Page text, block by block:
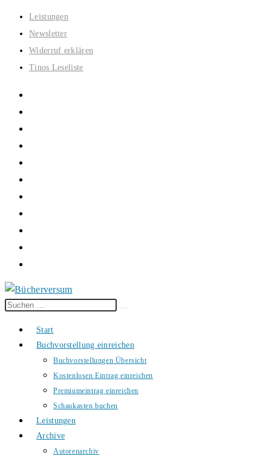
Zum
Inhalt
springen
Leistungen
Newsletter
Widerruf erklären
Tinos Leseliste
Diese
durchsuchen
Start
Buchvorstellung einreichen
Buchvorstellungen Übersicht
Kostenlosen Eintrag einreichen
Premiumeintrag einreichen
Schaukasten buchen
Leistungen
Archive
Autorenarchiv